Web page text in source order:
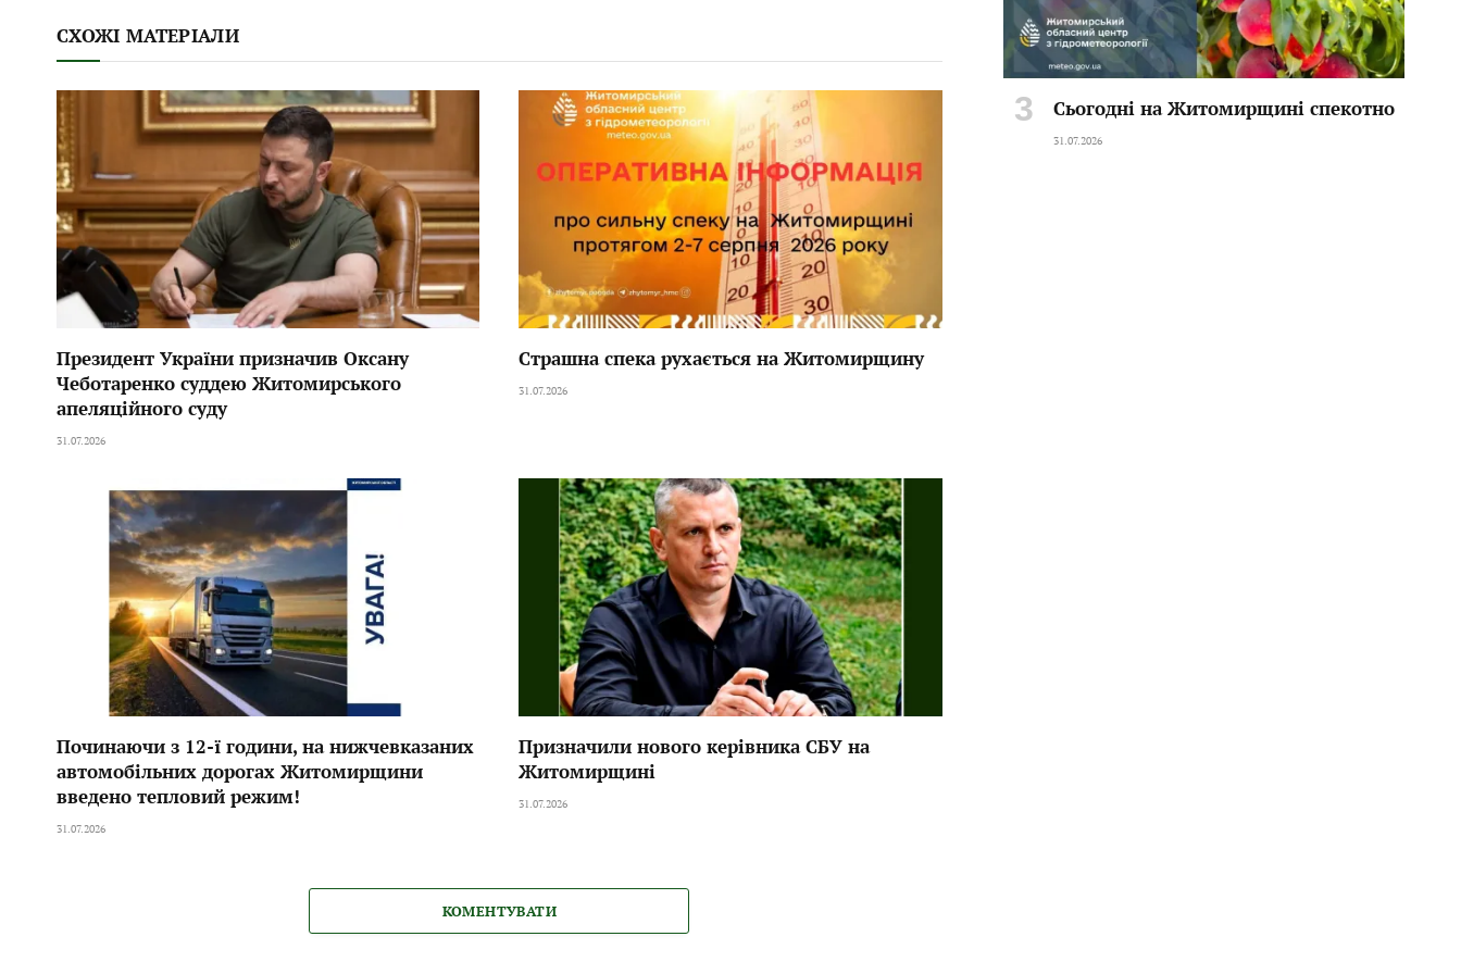
СХОЖІ МАТЕРІАЛИ
Президент України призначив Оксану
Чеботаренко суддею Житомирського
апеляційного суду
31.07.2026
Страшна спека рухається на Житомирщину
31.07.2026
Починаючи з 12-ї години, на нижчевказаних
автомобільних дорогах Житомирщини
введено тепловий режим!
31.07.2026
Призначили нового керівника СБУ на
Житомирщині
31.07.2026
КОМЕНТУВАТИ
Сьогодні на Житомирщині спекотно
31.07.2026